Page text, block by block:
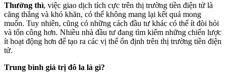
Thường thì, việc giao dịch tích cực trên thị trường tiền điện tử là
căng thẳng và khó khăn, có thể không mang lại kết quả mong
muốn. Tuy nhiên, cũng có những cách đầu tư khác có thể ít đòi hỏi
và tốn công hơn. Nhiều nhà đầu tư đang tìm kiếm những chiến lược
ít hoạt động hơn để tạo ra các vị thế ổn định trên thị trường tiền điện
tử.
Trung bình giá trị đô la là gì?